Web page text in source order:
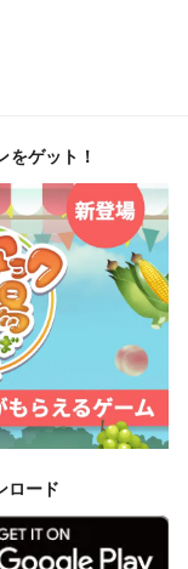
をゲット！
ロード